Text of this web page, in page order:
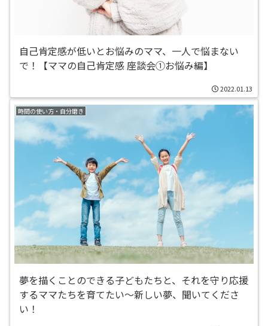
自己肯定感が低いとお悩みのママ、一人で悩まない
で！【ママの自己肯定感 座談会①お悩み編】
2022.01.13
時間の使い方・自分磨き
夢を描くことのできる子どもたちと、それを守り応援
するママたちを育てたい〜新しい夢、聞いてくださ
い！